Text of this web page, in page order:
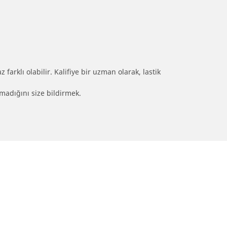
farklı olabilir. Kalifiye bir uzman olarak, lastik
size bildirmek.